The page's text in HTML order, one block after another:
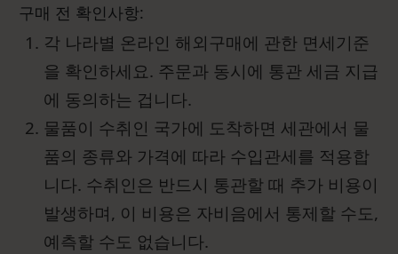
구매 전 확인사항:
각 나라별 온라인 해외구매에 관한 면세기준
을 확인하세요. 주문과 동시에 통관 세금 지급
에 동의하는 겁니다.
물품이 수취인 국가에 도착하면 세관에서 물
품의 종류와 가격에 따라 수입관세를 적용합
니다. 수취인은 반드시 통관할 때 추가 비용이
발생하며, 이 비용은 자비음에서 통제할 수도,
예측할 수도 없습니다.